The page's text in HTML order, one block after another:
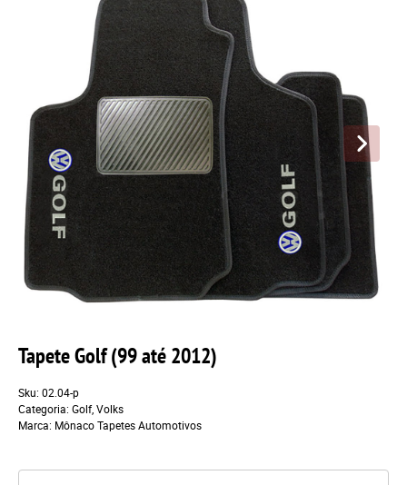
Tapete Golf (99 até 2012)
Sku: 02.04-p
Categoria: Golf,Volks
Marca: Mônaco Tapetes Automotivos